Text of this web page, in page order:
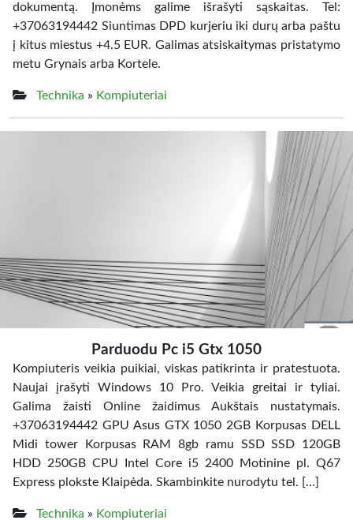
dokumentą. Įmonėms galime išrašyti sąskaitas. Tel:
+37063194442 Siuntimas DPD kurjeriu iki durų arba paštu
į kitus miestus +4.5 EUR. Galimas atsiskaitymas pristatymo
metu Grynais arba Kortele.
Technika » Kompiuteriai
Parduodu Pc i5 Gtx 1050
Kompiuteris veikia puikiai, viskas patikrinta ir pratestuota.
Naujai įrašyti Windows 10 Pro. Veikia greitai ir tyliai.
Galima žaisti Online žaidimus Aukštais nustatymais.
+37063194442 GPU Asus GTX 1050 2GB Korpusas DELL
Midi tower Korpusas RAM 8gb ramu SSD SSD 120GB
HDD 250GB CPU Intel Core i5 2400 Motinine pl. Q67
Express plokste Klaipėda. Skambinkite nurodytu tel. […]
Technika » Kompiuteriai